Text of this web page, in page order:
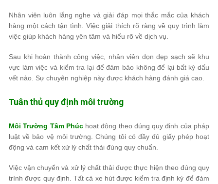
Nhân viên luôn lắng nghe và giải đáp mọi thắc mắc của khách
hàng một cách tận tình. Việc giải thích rõ ràng về quy trình làm
việc giúp khách hàng yên tâm và hiểu rõ về dịch vụ.
Sau khi hoàn thành công việc, nhân viên dọn dẹp sạch sẽ khu
vực làm việc và kiểm tra lại để đảm bảo không để lại bất kỳ dấu
vết nào. Sự chuyên nghiệp này được khách hàng đánh giá cao.
Tuân thủ quy định môi trường
Môi Trường Tâm Phúchoạt động theo đúng quy định của pháp
luật về bảo vệ môi trường. Chúng tôi có đầy đủ giấy phép hoạt
động và cam kết xử lý chất thải đúng quy chuẩn.
Việc vận chuyển và xử lý chất thải được thực hiện theo đúng quy
trình được quy định. Tất cả xe hút được kiểm tra định kỳ để đảm